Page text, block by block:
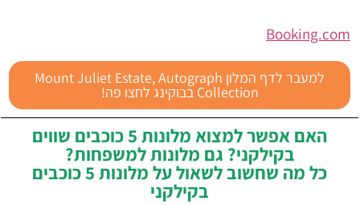
Booking.com
למעבר לדף המלון Mount Juliet Estate, Autograph
Collection בבוקינג לחצו פה!
האם אפשר למצוא מלונות 5 כוכבים שווים
בקילקני? גם מלונות למשפחות?
כל מה שחשוב לשאול על מלונות 5 כוכבים
בקילקני